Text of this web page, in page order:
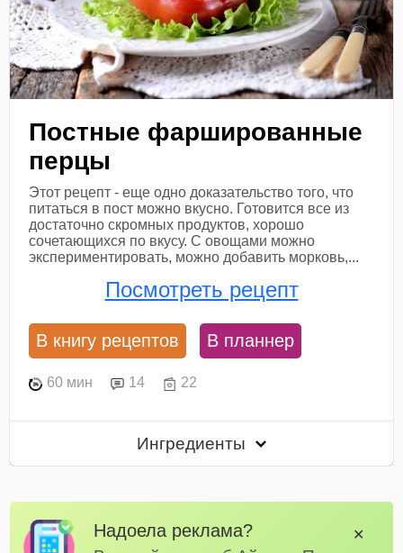
Постные фаршированные
перцы
Этот рецепт - еще одно доказательство того, что
питаться в пост можно вкусно. Готовится все из
достаточно скромных продуктов, хорошо
сочетающихся по вкусу. С овощами можно
экспериментировать, можно добавить морковь,...
Посмотреть рецепт
В книгу рецептов В планнер
60 мин 14 22
Ингредиенты
Надоела реклама? ✕